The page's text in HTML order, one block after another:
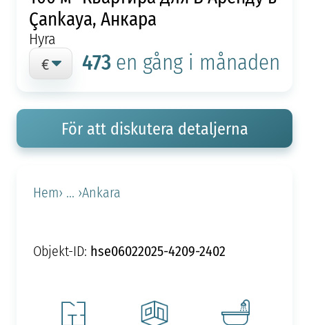
Çankaya, Анкара
Hyra
473en gång i månaden
För att diskutera detaljerna
Hem› ... ›Ankara
Objekt-ID: hse06022025-4209-2402